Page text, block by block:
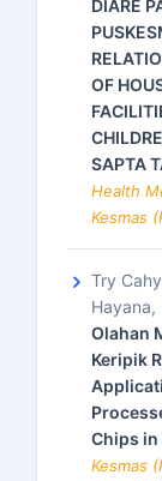
DIARE
OF
SAPTA
Health
Kesmas
Try
Hayana,
Olahan
Keripik
Chips
Kesmas